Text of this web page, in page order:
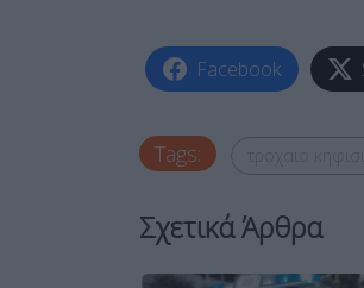
Facebook
Tags:
Σχετικά Άρθρα